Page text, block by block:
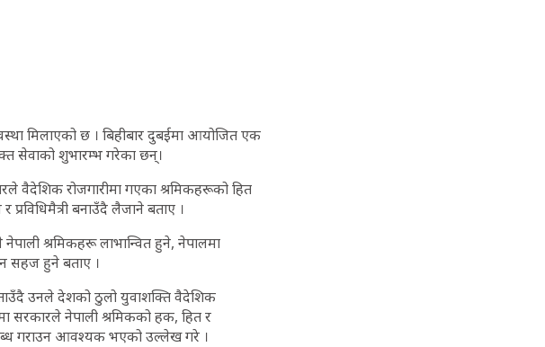
मिलाएको छ । बिहीबार दुबईमा आयोजित एक
सेवाको शुभारम्भ गरेका छन्।
वैदेशिक रोजगारीमा गएका श्रमिकहरूको हित
बनाउँदै लैजाने बताए ।
श्रमिकहरू लाभान्वित हुने, नेपालमा
सहज हुने बताए ।
उनले देशको ठुलो युवाशक्ति वैदेशिक
सरकारले नेपाली श्रमिकको हक, हित र
गराउन आवश्यक भएको उल्लेख गरे ।